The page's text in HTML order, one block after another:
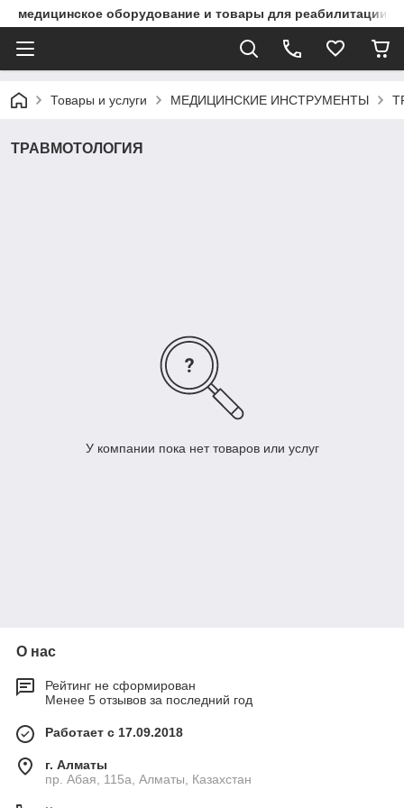
медицинское оборудование и товары для реабилитации
Товары и услуги МЕДИЦИНСКИЕ ИНСТРУМЕНТЫ
ТРАВМОТОЛОГИЯ
У компании пока нет товаров или услуг
О нас
Рейтинг не сформирован
Менее 5 отзывов за последний год
Работает с 17.09.2018
г. Алматы
пр. Абая, 115а, Алматы, Казахстан